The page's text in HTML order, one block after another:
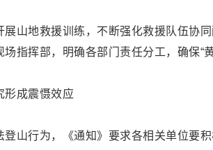
展山地救援训练，不断强化救援队伍协
场指挥部，明确各部门责任分工，确保“
形成震慑效应
登山行为，《通知》要求各相关单位要